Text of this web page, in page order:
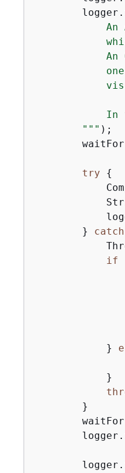
An
An
In
        "
"" );
try
{
        }
catch
if
            }
            }
        }